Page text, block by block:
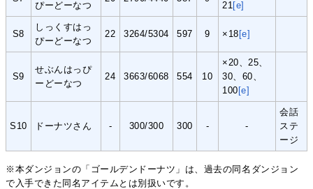
ぴーどーなつ
21 [e]
S8
しっくすはっ
ぴーどーなつ
22 3264/5304 597 9 ×18 [e]
S9
せぶんはっぴ
ーどーなつ
24 3663/6068 554 10
×20、25、
30、60、
100 [e]
S10 ドーナツさん - 300/300 300 - -
会話
ステ
ージ
※本ダンジョンの「ゴールデンドーナツ」は、過去の同名ダンジョン
で入手できた同名アイテムとは別扱いです。